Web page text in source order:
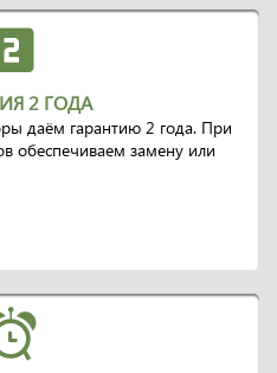
2 ГОДА
даём гарантию 2 года. При
обеспечиваем замену или